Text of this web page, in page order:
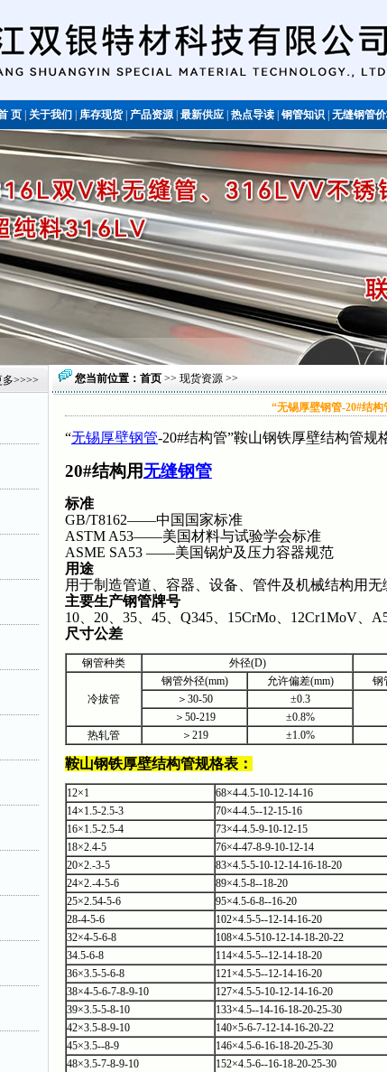
页关于我们库存现货|产品资源|最新供应|热点导读钢管知识无缝钢管
不锈钢管
多>>>> 您当前位置： 首页 >> 现货资源 >>
“无锡厚壁钢管-20#结
“无锡厚壁钢管-20#结构管”鞍山钢铁厚壁结构管规
20#结构用无缝钢管
标准
GB/T8162——中国国家标准
ASTM A53——美国材料与试验学会标准
ASME SA53 ——美国锅炉及压力容器规范
用途
用于制造管道、容器、设备、管件及机械结构用无
主要生产钢管牌号
10、20、35、45、Q345、15CrMo、12Cr1MoV、
尺寸公差
钢管种类 外径(D)
冷拔管
钢管外径(mm) 允许偏差(mm) 钢
＞30-50
±0.3
＞50-219
±0.8%
热轧管
＞219 ±1.0%
鞍山钢铁厚壁结构管规格表：
12×1 68×4-4.5-10-12-14-16
14×1.5-2.5-3
70×4-4.5--12-15-16
16×1.5-2.5-4
73×4-4.5-9-10-12-15
18×2.4-5
76×4-47-8-9-10-12-14
20×2.-3-5
83×4.5-5-10-12-14-16-18-20
24×2.-4-5-6
89×4.5-8--18-20
25×2.54-5-6
95×4.5-6-8--16-20
28-4-5-6
102×4.5-5--12-14-16-20
32×4-5-6-8
108×4.5-510-12-14-18-20-22
34.5-6-8
114×4.5-5--12-14-18-20
36×3.5-5-6-8
121×4.5-5--12-14-16-20
38×4-5-6-7-8-9-10
127×4.5-5-10-12-14-16-20
39×3.5-5-8-10
133×4.5--14-16-18-20-25-30
42×3.5-8-9-10
140×5-6-7-12-14-16-20-22
45×3.5--8-9
146×4.5-6-16-18-20-25-30
48×3.5-7-8-9-10
152×4.5-6--16-18-20-25-30